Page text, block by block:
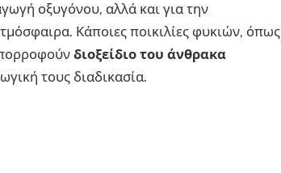
οξυγόνου, αλλά και για την
Κάποιες ποικιλίες φυκιών, όπως
διοξείδιο του άνθρακα
τους διαδικασία.